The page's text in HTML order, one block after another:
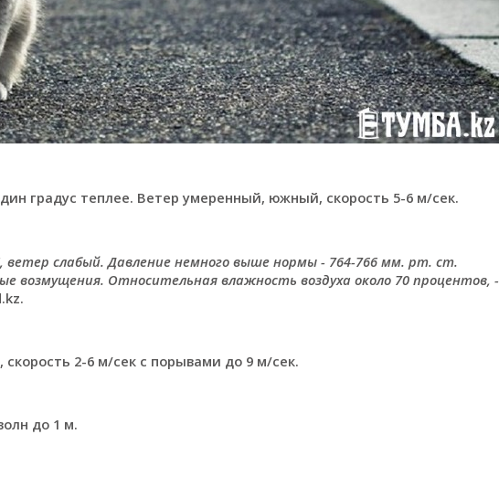
градус теплее. Ветер умеренный, южный, скорость 5-6 м/сек.
ветер слабый. Давление немного выше нормы - 764-766 мм. рт. ст.
возмущения. Относительная влажность воздуха около 70 процентов, -
2-6 м/сек с порывами до 9 м/сек.
до 1 м.